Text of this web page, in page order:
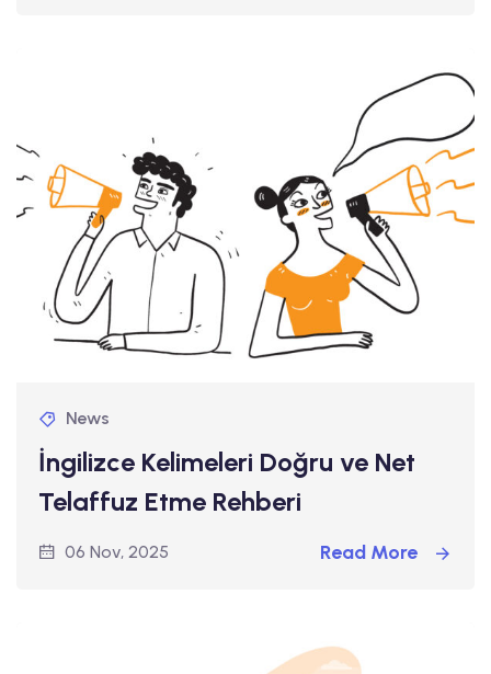
News
İngilizce Kelimeleri Doğru ve Net
Telaffuz Etme Rehberi
06 Nov, 2025 Read More